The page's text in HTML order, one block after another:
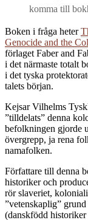
komma till
Boken i fråga heter
Genocide and the
förlaget Faber and
i det närmaste totalt
i det tyska
talets början.
Kejsar Vilhelms
”tilldelats” denna
befolkningen gjorde
övergrepp, ja rena
namafolken.
Författare till denna
historiker och
rör slaveriet,
”vetenskaplig”
(danskfödd